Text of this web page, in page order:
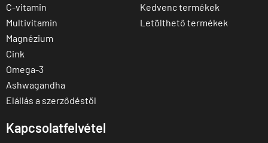
C-vitamin
Multivitamin
Magnézium
Cink
Omega-3
Ashwagandha
Elállás a szerződéstől
Kedvenc termékek
Letölthető termékek
Kapcsolatfelvétel